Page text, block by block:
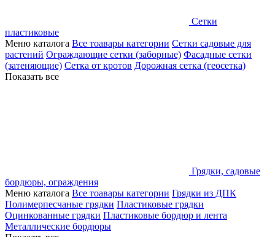
Сетки
пластиковые
Меню каталога Все тоавары категории Сетки садовые для
растений Ограждающие сетки (заборные) Фасадные сетки
(затеняющие) Сетка от кротов Дорожная сетка (геосетка)
Показать все
Грядки, садовые
бордюры, ограждения
Меню каталога Все тоавары категории Грядки из ДПК
Полимерпесчаные грядки Пластиковые грядки
Оцинкованные грядки Пластиковые бордюр и лента
Металлические бордюры